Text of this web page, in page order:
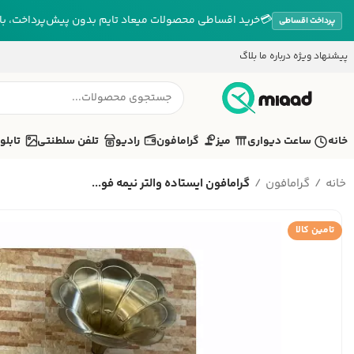
پرداخت اقساطی 💳خرید اقساطی محصولات میعاد تایم بدون پیش‌پرداخت،
پیشنهاد ویژه درباره ما بلاگ
خانه ساعت دیواری میز گرامافون رادیو تلفن سلطنتی تابلو
خانه گرامافون گرامافون ایستاده والتر نیمه فو...
تامین کالا